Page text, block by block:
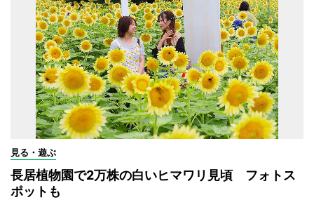
見る・遊ぶ
長居植物園で2万株の白いヒマワリ見頃 フォトス
ポットも